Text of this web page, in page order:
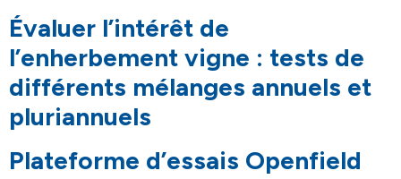
Évaluer l’intérêt de
l’enherbement vigne : tests de
différents mélanges annuels et
pluriannuels
Plateforme d’essais Openfield